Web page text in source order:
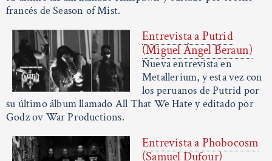
francés de Season of Mist.
Entrevista a Putrid
(Miguel Ángel Beraun)
Nueva entrevista en
Metallerium, y esta vez con
los peruanos de Putrid por
su último álbum llamado All That We Hate y editado por
Godz ov War Productions.
Entrevista a Phobocosm
(Samuel Dufour)